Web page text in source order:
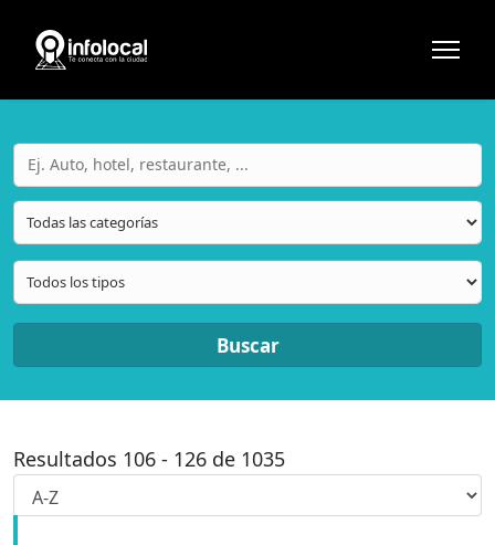
Buscar
Resultados 106 - 126 de 1035